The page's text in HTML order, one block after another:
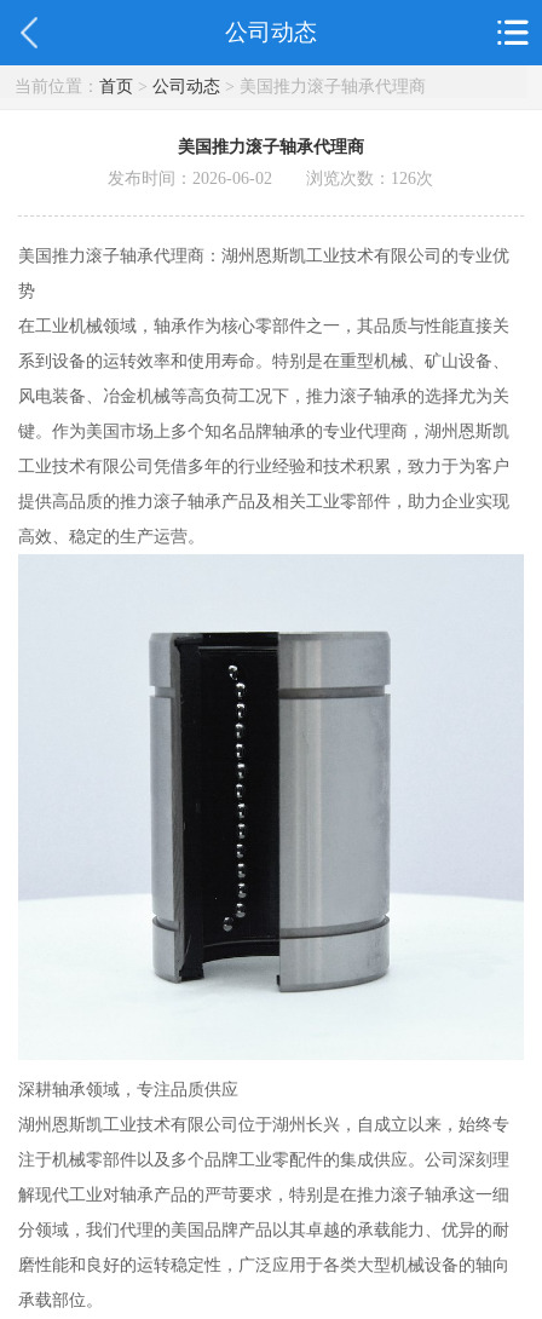
公司动态
当前位置： 首页> 公司动态> 美国推力滚子轴承代理商
美国推力滚子轴承代理商
发布时间：2026-06-02 浏览次数： 126次
美国推力滚子轴承代理商：湖州恩斯凯工业技术有限公司的专业优
势
在工业机械领域，轴承作为核心零部件之一，其品质与性能直接关
系到设备的运转效率和使用寿命。特别是在重型机械、矿山设备、
风电装备、冶金机械等高负荷工况下，推力滚子轴承的选择尤为关
键。作为美国市场上多个知名品牌轴承的专业代理商，湖州恩斯凯
工业技术有限公司凭借多年的行业经验和技术积累，致力于为客户
提供高品质的推力滚子轴承产品及相关工业零部件，助力企业实现
高效、稳定的生产运营。
深耕轴承领域，专注品质供应
湖州恩斯凯工业技术有限公司位于湖州长兴，自成立以来，始终专
注于机械零部件以及多个品牌工业零配件的集成供应。公司深刻理
解现代工业对轴承产品的严苛要求，特别是在推力滚子轴承这一细
分领域，我们代理的美国品牌产品以其卓越的承载能力、优异的耐
磨性能和良好的运转稳定性，广泛应用于各类大型机械设备的轴向
承载部位。